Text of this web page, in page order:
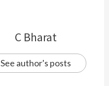
C Bharat
See author's posts